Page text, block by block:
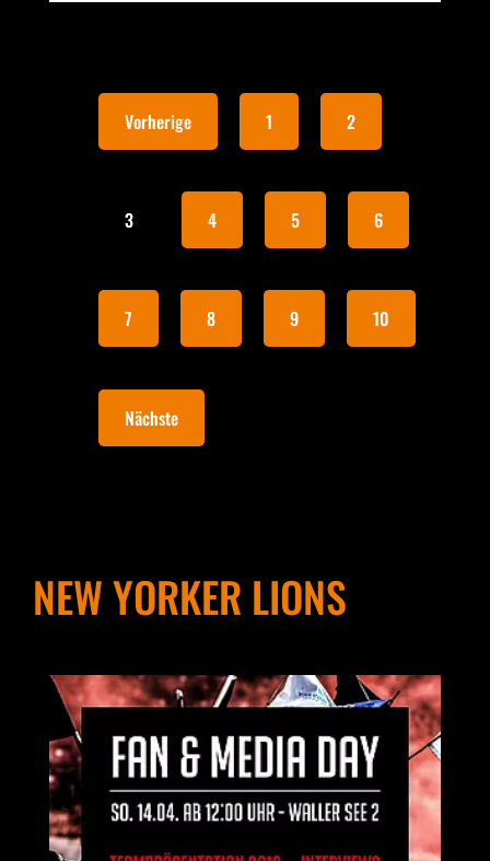
Vorherige 1 2
3 4 5 6
7 8 9 10
Nächste
NEW YORKER LIONS